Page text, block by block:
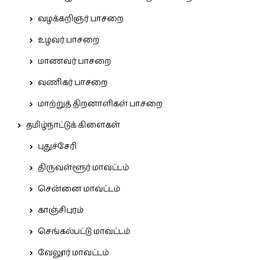
வழக்கறிஞர் பாசறை
உழவர் பாசறை
மாணவர் பாசறை
வணிகர் பாசறை
மாற்றுத் திறனாளிகள் பாசறை
தமிழ்நாட்டுக் கிளைகள்
புதுச்சேரி
திருவள்ளூர் மாவட்டம்
சென்னை மாவட்டம்
காஞ்சிபுரம்
செங்கல்பட்டு மாவட்டம்
வேலூர் மாவட்டம்